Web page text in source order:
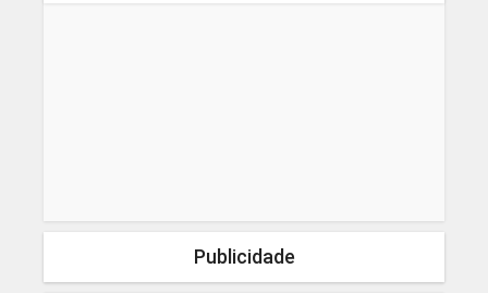
Publicidade